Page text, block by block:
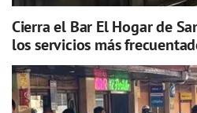
Cierra el Bar El Hogar de
los servicios más